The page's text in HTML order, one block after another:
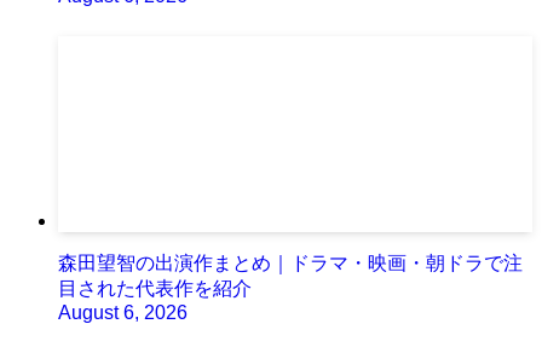
森田望智の出演作まとめ｜ドラマ・映画・朝ドラで注
目された代表作を紹介
August 6, 2026